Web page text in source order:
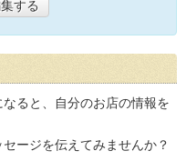
する
ると、自分のお店の情報を
ージを伝えてみませんか？